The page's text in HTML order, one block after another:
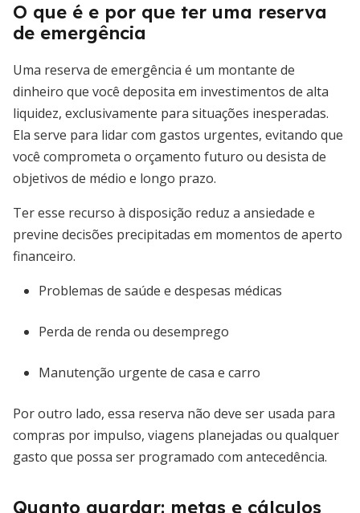
O que é e por que ter uma reserva
de emergência
Uma reserva de emergência é um montante de
dinheiro que você deposita em investimentos de alta
liquidez, exclusivamente para situações inesperadas.
Ela serve para lidar com gastos urgentes, evitando que
você comprometa o orçamento futuro ou desista de
objetivos de médio e longo prazo.
Ter esse recurso à disposição reduz a ansiedade e
previne decisões precipitadas em momentos de aperto
financeiro.
Problemas de saúde e despesas médicas
Perda de renda ou desemprego
Manutenção urgente de casa e carro
Por outro lado, essa reserva não deve ser usada para
compras por impulso, viagens planejadas ou qualquer
gasto que possa ser programado com antecedência.
Quanto guardar: metas e cálculos